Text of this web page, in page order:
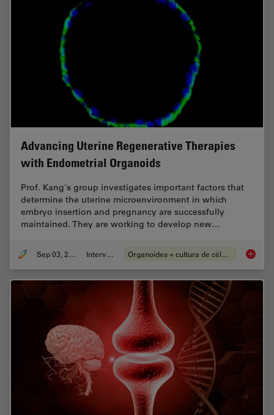
Advancing Uterine Regenerative Therapies
with Endometrial Organoids
Prof. Kang's group investigates important factors that
determine the uterine microenvironment in which
embryo insertion and pregnancy are successfully
maintained. They are working to develop new…
Sep 03, 2024 Interview Organoides + cultura de células 3D